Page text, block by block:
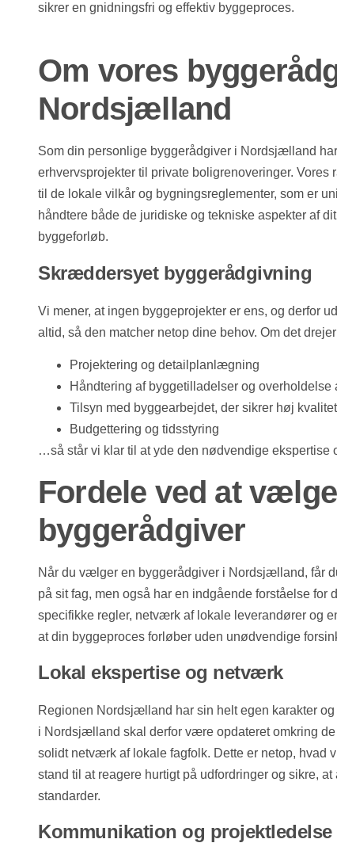
sikrer en gnidningsfri og effektiv byggeproces.
Om vores
Nordsjælland
Som din personlige byggerådgiver i Nordsjælland
erhvervsprojekter til private boligrenoveringer.
til de lokale vilkår og bygningsreglementer, som er
håndtere både de juridiske og tekniske aspekter af
byggeforløb.
Skræddersyet byggerådgivning
Vi mener, at ingen byggeprojekter er ens, og derfor
altid, så den matcher netop dine behov. Om det
Projektering og detailplanlægning
Håndtering af byggetilladelser og overholdelse
Tilsyn med byggearbejdet, der sikrer høj
Budgettering og tidsstyring
…så står vi klar til at yde den nødvendige ekspertise
Fordele ved at
byggerådgiver
Når du vælger en byggerådgiver i Nordsjælland, får
på sit fag, men også har en indgående forståelse for
specifikke regler, netværk af lokale leverandører og
at din byggeproces forløber uden unødvendige
Lokal ekspertise og netværk
Regionen Nordsjælland har sin helt egen karakter
i Nordsjælland skal derfor være opdateret omkring
solidt netværk af lokale fagfolk. Dette er netop, hvad
stand til at reagere hurtigt på udfordringer og sikre,
standarder.
Kommunikation og projektledelse